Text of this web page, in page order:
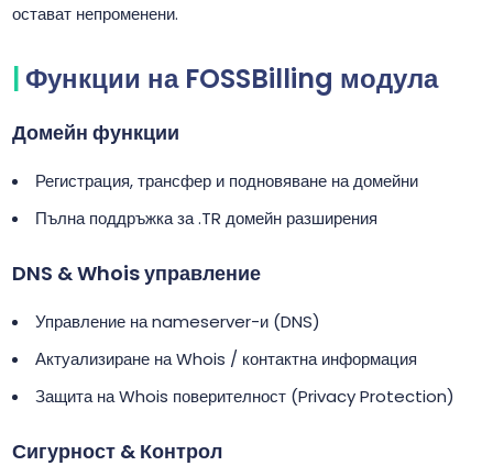
остават непроменени.
Функции на FOSSBilling модула
Домейн функции
Регистрация, трансфер и подновяване на домейни
Пълна поддръжка за .TR домейн разширения
DNS & Whois управление
Управление на nameserver-и (DNS)
Актуализиране на Whois / контактна информация
Защита на Whois поверителност (Privacy Protection)
Сигурност & Контрол